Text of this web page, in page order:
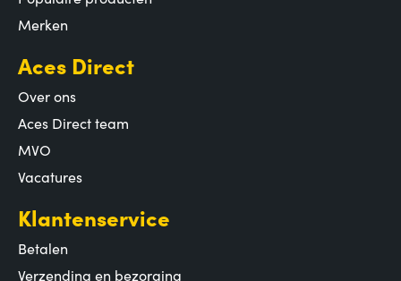
Merken
Aces Direct
Over ons
Aces Direct team
MVO
Vacatures
Klantenservice
Betalen
Verzending en bezorging